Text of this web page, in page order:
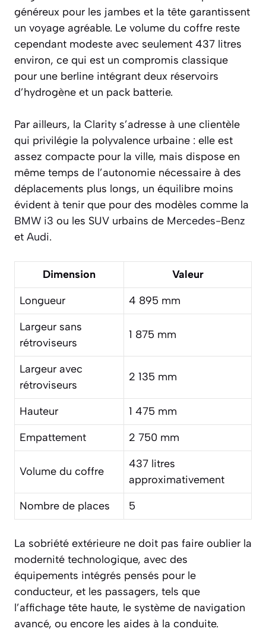
généreux pour les jambes et la tête garantissent
un voyage agréable. Le volume du coffre reste
cependant modeste avec seulement 437 litres
environ, ce qui est un compromis classique
pour une berline intégrant deux réservoirs
d’hydrogène et un pack batterie.
Par ailleurs, la Clarity s’adresse à une clientèle
qui privilégie la polyvalence urbaine : elle est
assez compacte pour la ville, mais dispose en
même temps de l’autonomie nécessaire à des
déplacements plus longs, un équilibre moins
évident à tenir que pour des modèles comme la
BMW i3 ou les SUV urbains de Mercedes-Benz
et Audi.
Dimension
Valeur
Longueur
4 895 mm
Largeur sans
rétroviseurs
1 875 mm
Largeur avec
rétroviseurs
2 135 mm
Hauteur
1 475 mm
Empattement
2 750 mm
Volume du coffre
437 litres
approximativement
Nombre de places
5
La sobriété extérieure ne doit pas faire oublier la
modernité technologique, avec des
équipements intégrés pensés pour le
conducteur, et les passagers, tels que
l’affichage tête haute, le système de navigation
avancé, ou encore les aides à la conduite.